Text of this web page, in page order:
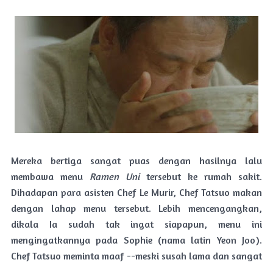
Mereka bertiga sangat puas dengan hasilnya lalu
membawa menu Ramen Unitersebut ke rumah sakit.
Dihadapan para asisten Chef Le Murir, Chef Tatsuo makan
dengan lahap menu tersebut. Lebih mencengangkan,
dikala Ia sudah tak ingat siapapun, menu ini
mengingatkannya pada Sophie (nama latin Yeon Joo).
Chef Tatsuo meminta maaf --meski susah lama dan sangat